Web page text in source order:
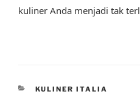
kuliner Anda menjadi tak
CATEGORIES
KULINER ITALIA